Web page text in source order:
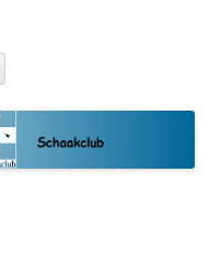
Spring
de
inhoud